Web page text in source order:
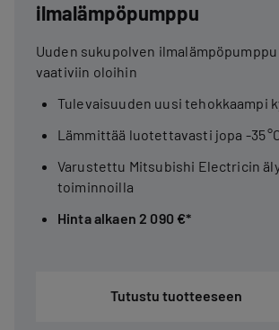
ilmalämpöpumppu
Uuden sukupolven
vaativiin oloihin
Tulevaisuuden uusi tehokkaampi
Lämmittää luotettavasti jopa -35
Varustettu Mitsubishi Electricin
toiminnoilla
Hinta alkaen 2 090 €*
Tutustu tuotteeseen